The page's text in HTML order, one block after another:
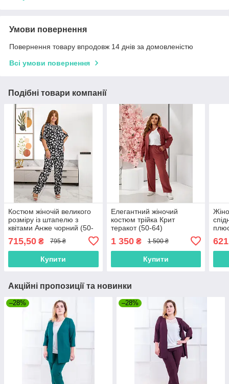
Умови повернення
Повернення товару впродовж 14 днів за домовленістю
Всі умови повернення
Подібні товари компанії
Костюм жіночій великого
розміру із штапелю з
квітами Анже чорний (50-
715,50 ₴ 795 ₴
Купити
Елегантний жіночий
костюм трійка Крит
теракот (50-64)
1 350₴ 1 500 ₴
Купити
Акційні пропозиції та новинки
–28% –28%